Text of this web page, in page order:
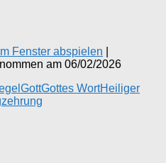
Fenster abspielen
am 06/02/2026
GottGottes WortHeiliger